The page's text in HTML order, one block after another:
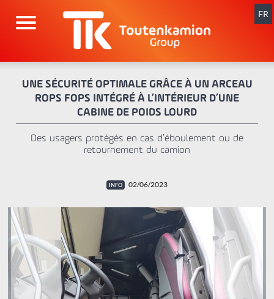
contenu
FR
UNE SÉCURITÉ OPTIMALE GRÂCE À UN ARCEAU
ROPS FOPS INTÉGRÉ À L’INTÉRIEUR D’UNE
CABINE DE POIDS LOURD
Des usagers protégés en cas d’éboulement ou de
retournement du camion
02/06/2023